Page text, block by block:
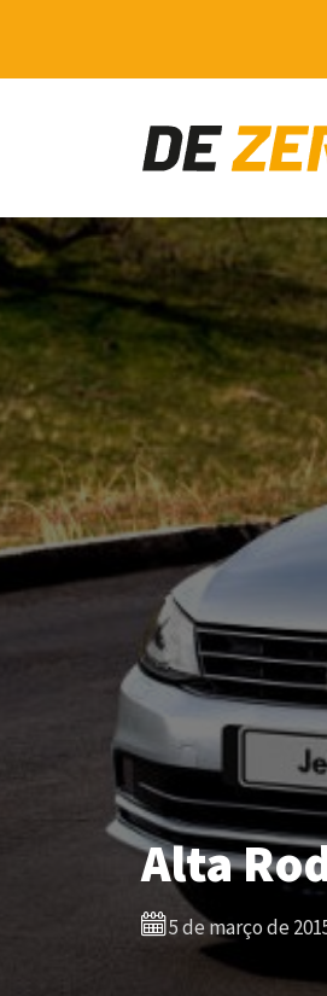
Main Navigation
Alta
5 de março de